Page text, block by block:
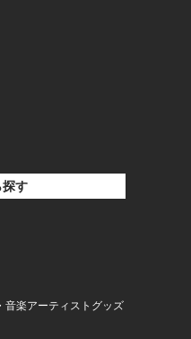
探す
音楽アーティストグッズ